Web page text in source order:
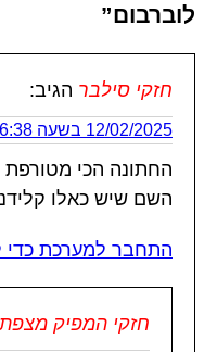
לוברבום”
חזקי סילבר הגיב:
12/02/2025 בשעה 23:26:38
החתונה הכי
השם שיש כאלו
התחבר למערכת כדי
חזקי המפיק מצפת